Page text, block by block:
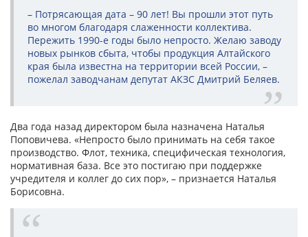
– Потрясающая дата – 90 лет! Вы прошли этот путь
во многом благодаря слаженности коллектива.
Пережить 1990-е годы было непросто. Желаю заводу
новых рынков сбыта, чтобы продукция Алтайского
края была известна на территории всей России, –
пожелал заводчанам депутат АКЗС Дмитрий Беляев.
Два года назад директором была назначена Наталья
Поповичева. «Непросто было принимать на себя такое
производство. Флот, техника, специфическая технология,
нормативная база. Все это постигаю при поддержке
учредителя и коллег до сих пор», – признается Наталья
Борисовна.